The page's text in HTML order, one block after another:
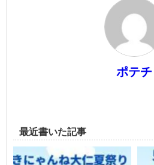
ポテチ
最近書いた記事